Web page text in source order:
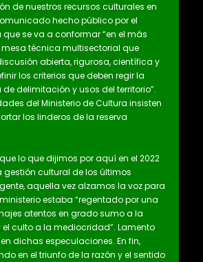
de nuestros recursos culturales en
hecho público por el
se va a conformar “en el más
mesa técnica multisectorial que
abierta, rigurosa, científica y
los criterios que deben regir la
delimitación y usos del territorio”.
del Ministerio de Cultura insisten
los linderos de la reserva
lo que dijimos por aquí en el 2022
gestión cultural de los últimos
aquella vez alzamos la voz para
estaba “regentado por una
atentos en grado sumo a la
culto a la mediocridad”. Lamento
dichas especulaciones. En fin,
en el triunfo de la razón y el sentido